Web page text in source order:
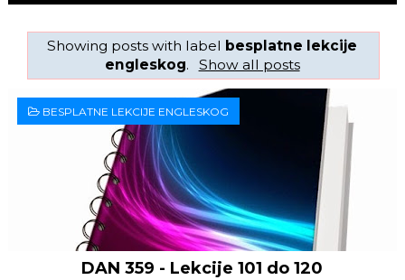
Showing posts with label besplatne lekcije
engleskog. Show all posts
BESPLATNE LEKCIJE ENGLESKOG
DAN 359 - Lekcije 101 do 120